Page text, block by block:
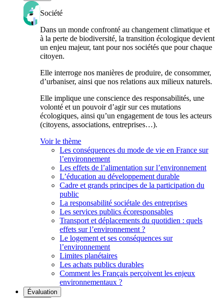
Société
Dans un monde confronté au changement climatique et
à la perte de biodiversité, la transition écologique devient
un enjeu majeur, tant pour nos sociétés que pour chaque
citoyen.
Elle interroge nos manières de produire, de consommer,
d’urbaniser, ainsi que nos relations aux milieux naturels.
Elle implique une conscience des responsabilités, une
volonté et un pouvoir d’agir sur ces mutations
écologiques, ainsi qu’un engagement de tous les acteurs
(citoyens, associations, entreprises…).
Voir le thème
Les conséquences du mode de vie en France sur
l’environnement
Les effets de l’alimentation sur l’environnement
L’éducation au développement durable
Cadre et grands principes de la participation du
public
La responsabilité sociétale des entreprises
Les services publics écoresponsables
Transport et déplacements du quotidien : quels
effets sur l’environnement ?
Le logement et ses conséquences sur
l’environnement
Limites planétaires
Les achats publics durables
Comment les Français perçoivent les enjeux
environnementaux ?
Évaluation